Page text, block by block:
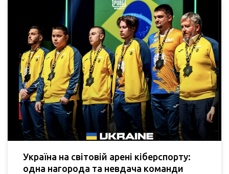
Україна на світовій арені кіберспорту:
одна нагорода та невдача команди